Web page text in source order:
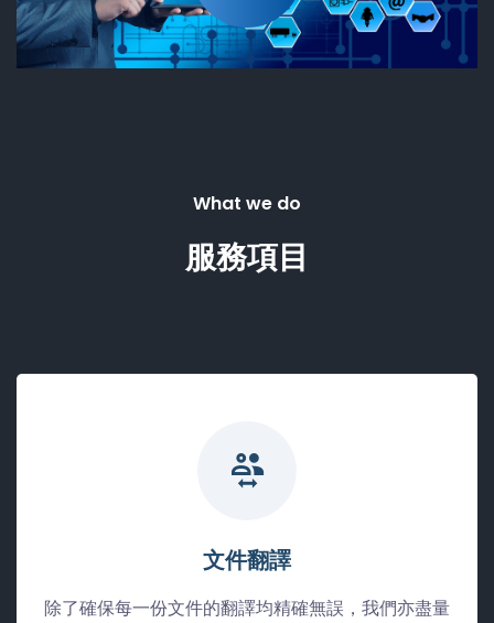
What we do
服務項目
文件翻譯
除了確保每一份文件的翻譯均精確無誤，我們亦盡量